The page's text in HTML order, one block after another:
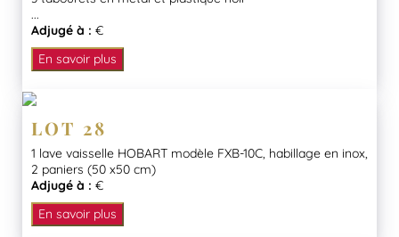
...
Adjugé à : €
En savoir plus
LOT 28
1 lave vaisselle HOBART modèle FXB-10C, habillage en inox,
2 paniers (50 x50 cm)
Adjugé à : €
En savoir plus